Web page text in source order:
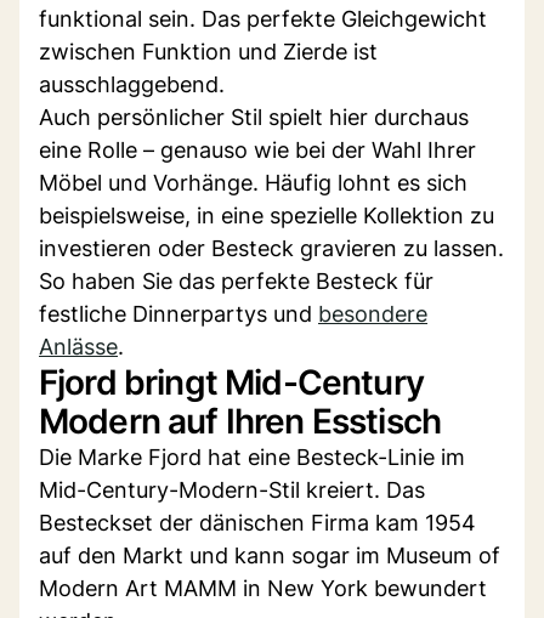
funktional sein. Das perfekte Gleichgewicht
zwischen Funktion und Zierde ist
ausschlaggebend.
Auch persönlicher Stil spielt hier durchaus
eine Rolle – genauso wie bei der Wahl Ihrer
Möbel und Vorhänge. Häufig lohnt es sich
beispielsweise, in eine spezielle Kollektion zu
investieren oder Besteck gravieren zu lassen.
So haben Sie das perfekte Besteck für
festliche Dinnerpartys und besondere
Anlässe.
Fjord bringt Mid-Century
Modern auf Ihren Esstisch
Die Marke Fjord hat eine Besteck-Linie im
Mid-Century-Modern-Stil kreiert. Das
Besteckset der dänischen Firma kam 1954
auf den Markt und kann sogar im Museum of
Modern Art MAMM in New York bewundert